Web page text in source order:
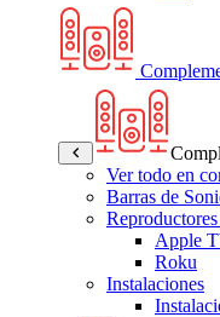
Ver todo en
Barras de
Apple
Roku
Instalaciones